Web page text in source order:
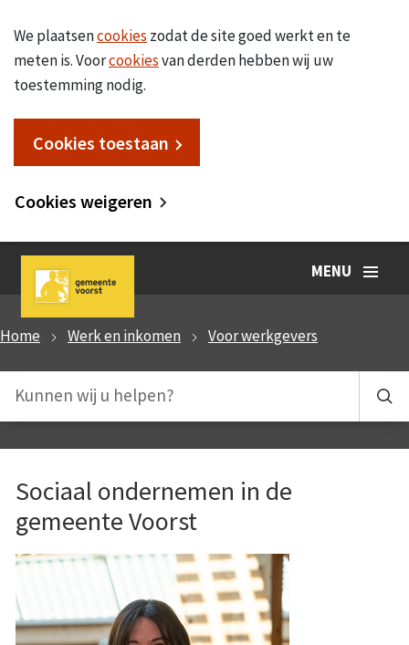
We plaatsencookies zodat de site goed werkt en te
meten is. Voorcookiesvan derden hebben wij uw
toestemming nodig.
Cookies toestaan
Cookies weigeren
MENU
Home Werk en inkomen Voor werkgevers
Sociaal ondernemen in de
gemeente Voorst